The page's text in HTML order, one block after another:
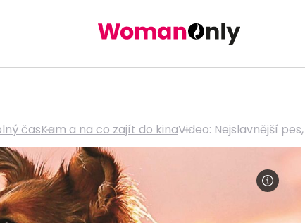
časKam a na co zajít do kinaVideo: Nejslavnější